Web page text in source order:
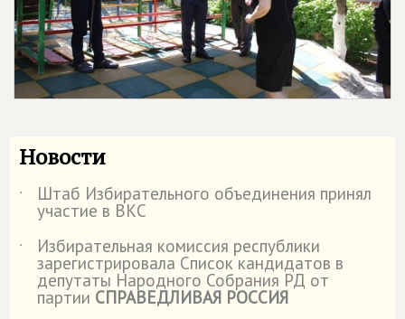
Новости
˙ Штаб Избирательного объединения принял
участие в ВКС
˙
Избирательная комиссия республики
зарегистрировала Список кандидатов в
депутаты Народного Собрания РД от
партии СПРАВЕДЛИВАЯ РОССИЯ